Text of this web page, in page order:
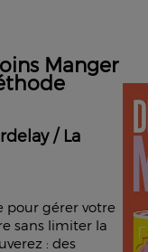
Manger
/ La
pour gérer votre
sans limiter la
: des